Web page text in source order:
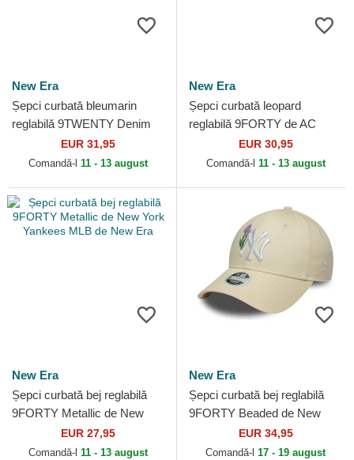
New Era
Șepci curbată bleumarin
reglabilă 9TWENTY Denim
Stitch de Los Angeles
Dodgers MLB de New Era
EUR 31,95
Comandă-l 11 - 13 august
New Era
Șepci curbată leopard
reglabilă 9FORTY de AC
Milan Serie A de New Era
EUR 30,95
Comandă-l 11 - 13 august
New Era
Șepci curbată bej reglabilă
9FORTY Metallic de New
York Yankees MLB de New
Era
EUR 27,95
Comandă-l 11 - 13 august
New Era
Șepci curbată bej reglabilă
9FORTY Beaded de New
York Yankees MLB de New
Era
EUR 34,95
Comandă-l 17 - 19 august